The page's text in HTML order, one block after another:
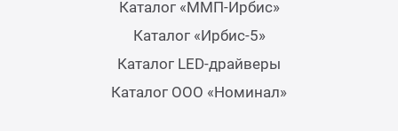
Каталог «ММП-Ирбис»
Каталог «Ирбис-5»
Каталог LED-драйверы
Каталог ООО «Номинал»